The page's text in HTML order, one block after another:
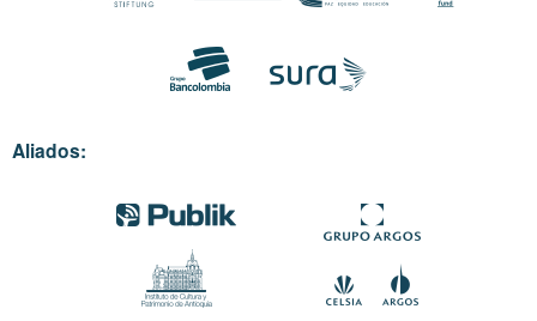
Aliados: